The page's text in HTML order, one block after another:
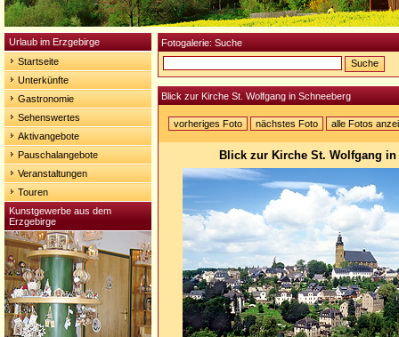
Urlaub im Erzgebirge
Startseite
Unterkünfte
Gastronomie
Sehenswertes
Aktivangebote
Pauschalangebote
Veranstaltungen
Touren
Kunstgewerbe aus dem
Erzgebirge
Fotogalerie: Suche
Blick zur Kirche St. Wolfgang in Schneeberg
vorheriges Foto nächstes Foto alle Fotos
Blick zur Kirche St. Wolfgang in